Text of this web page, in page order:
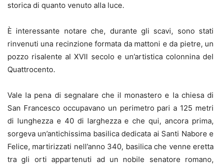
storica di quanto venuto alla luce.
È interessante notare che, durante gli scavi, sono stati
rinvenuti una recinzione formata da mattoni e da pietre, un
pozzo risalente al XVII secolo e un’artistica colonnina del
Quattrocento.
Vale la pena di segnalare che il monastero e la chiesa di
San Francesco occupavano un perimetro pari a 125 metri
di lunghezza e 40 di larghezza e che qui, ancora prima,
sorgeva un’antichissima basilica dedicata ai Santi Nabore e
Felice, martirizzati nell’anno 340, basilica che venne eretta
tra gli orti appartenuti ad un nobile senatore romano,